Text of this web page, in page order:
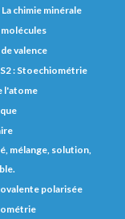
La chimie minérale
molécules
valence
: Stoechiométrie
l'atome
mélange, solution,
polarisée